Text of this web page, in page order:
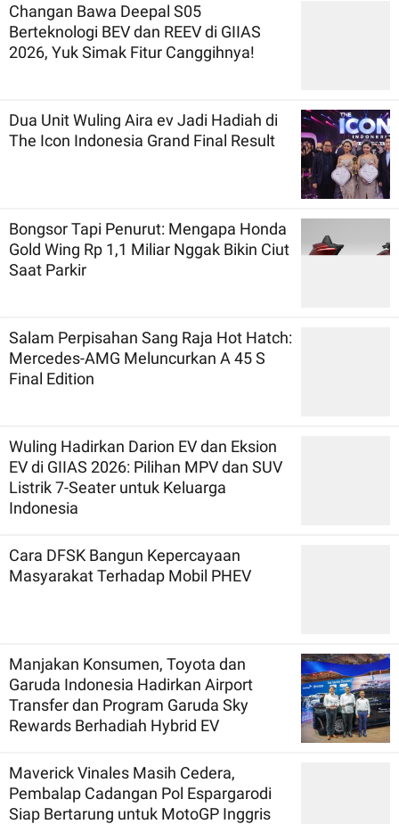
Changan Bawa Deepal S05
Berteknologi BEV dan REEV di GIIAS
2026, Yuk Simak Fitur Canggihnya!
Dua Unit Wuling Aira ev Jadi Hadiah di
The Icon Indonesia Grand Final Result
Bongsor Tapi Penurut: Mengapa Honda
Gold Wing Rp 1,1 Miliar Nggak Bikin Ciut
Saat Parkir
Salam Perpisahan Sang Raja Hot Hatch:
Mercedes-AMG Meluncurkan A 45 S
Final Edition
Wuling Hadirkan Darion EV dan Eksion
EV di GIIAS 2026: Pilihan MPV dan SUV
Listrik 7-Seater untuk Keluarga
Indonesia
Cara DFSK Bangun Kepercayaan
Masyarakat Terhadap Mobil PHEV
Manjakan Konsumen, Toyota dan
Garuda Indonesia Hadirkan Airport
Transfer dan Program Garuda Sky
Rewards Berhadiah Hybrid EV
Maverick Vinales Masih Cedera,
Pembalap Cadangan Pol Espargarodi
Siap Bertarung untuk MotoGP Inggris